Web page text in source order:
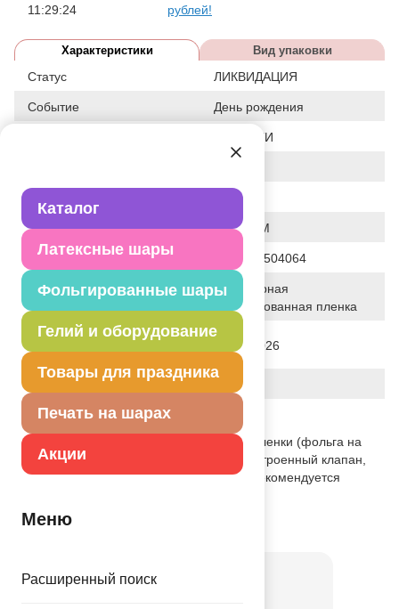
Каталог
Латексные шары
Фольгированные шары
Гелий и оборудование
Товары для праздника
Печать на шарах
Акции
Меню
Расширенный поиск
11:29:24
рублей!
Характеристики Вид упаковки
Статус ЛИКВИДАЦИЯ
Событие День рождения
АССОРТИ
КРУГ
Общие размеры 18"/46СМ
Штрих код 4690390504064
Исходный материал
Полимерная
фольгированная пленка
Дата последнего изменения
элемента
28-01-2026
21.000 г
Описание товара
Шар изготовлен из тонкой миларовой пленки (фольга на
полиэтиленовой основе). Шар имеет встроенный клапан,
что упрощает надувание. Для надува рекомендуется
Товар из коллекции